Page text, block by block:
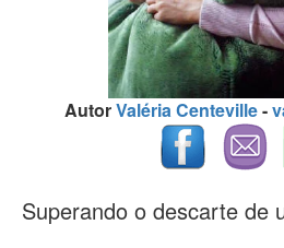
AutorValéria Centeville-
Superando o descarte de